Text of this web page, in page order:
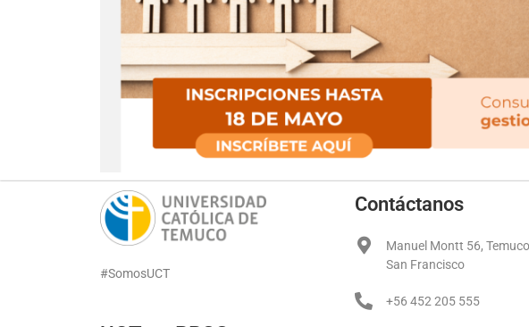
#SomosUCT
Contáctanos
Manuel Montt 56,
San Francisco
+56 452 205 555